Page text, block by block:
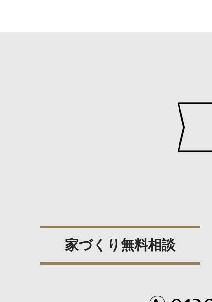
家づくり無料相談